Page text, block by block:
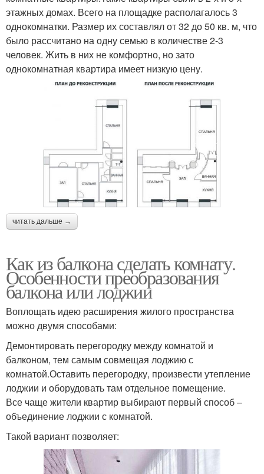
этажных домах. Всего на площадке располагалось 3
однокомнатки. Размер их составлял от 32 до 50 кв. м, что
было рассчитано на одну семью в количестве 2-3
человек. Жить в них не комфортно, но зато
однокомнатная квартира имеет низкую цену.
читать дальше →
Как из балкона сделать комнату.
Особенности преобразования
балкона или лоджии
Воплощать идею расширения жилого пространства
можно двумя способами:
Демонтировать перегородку между комнатой и
балконом, тем самым совмещая лоджию с
комнатой.Оставить перегородку, произвести утепление
лоджии и оборудовать там отдельное помещение.
Все чаще жители квартир выбирают первый способ –
объединение лоджии с комнатой.
Такой вариант позволяет: